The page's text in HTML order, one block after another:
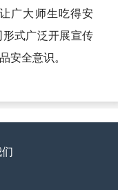
广大师生吃得安
式广泛开展宣传
安全意识。